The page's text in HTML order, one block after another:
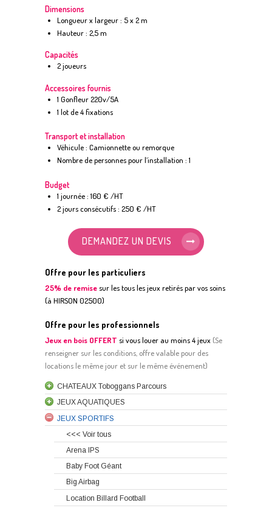
Dimensions
Longueur x largeur : 5 x 2 m
Hauteur : 2,5 m
Capacités
2 joueurs
Accessoires fournis
1 Gonfleur 220v/5A
1 lot de 4 fixations
Transport et installation
Véhicule : Camionnette ou remorque
Nombre de personnes pour l’installation : 1
Budget
1 journée : 160 € /HT
2 jours consécutifs : 250 € /HT
DEMANDEZ UN DEVIS
Offre pour les particuliers
25% de remise sur les tous les jeux retirés par vos soins
(à HIRSON 02500)
Offre pour les professionnels
Jeux en bois OFFERT si vous louer au moins 4 jeux (Se
renseigner sur les conditions, offre valable pour des
locations le même jour et sur le même événement)
CHATEAUX Toboggans Parcours
JEUX AQUATIQUES
JEUX SPORTIFS
<<< Voir tous
Arena IPS
Baby Foot Géant
Big Airbag
Location Billard Football